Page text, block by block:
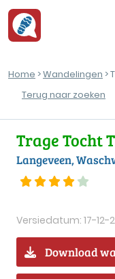
Home >Wandelingen >
Terug naar zoeken
Trage Tocht
Langeveen,
Versiedatum: 17-12-
Download